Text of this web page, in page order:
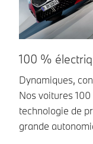
100 %
Dynamiques,
Nos voitures
technologie de
grande